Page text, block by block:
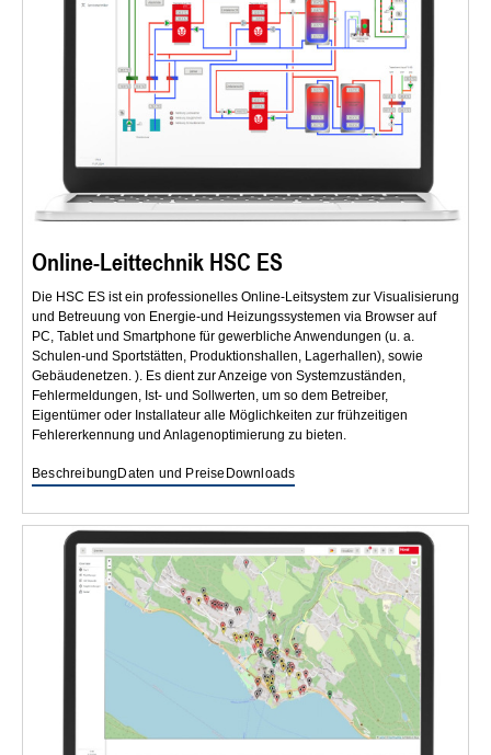
Online-Leittechnik HSC ES
Die HSC ES ist ein professionelles Online-Leitsystem zur Visualisierung
und Betreuung von Energie-und Heizungssystemen via Browser auf
PC, Tablet und Smartphone für gewerbliche Anwendungen (u. a.
Schulen-und Sportstätten, Produktionshallen, Lagerhallen), sowie
Gebäudenetzen. ). Es dient zur Anzeige von Systemzuständen,
Fehlermeldungen, Ist- und Sollwerten, um so dem Betreiber,
Eigentümer oder Installateur alle Möglichkeiten zur frühzeitigen
Fehlererkennung und Anlagenoptimierung zu bieten.
BeschreibungDaten und Preise Downloads